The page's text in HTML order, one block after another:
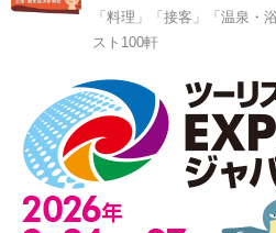
「料理」「接客」「温泉・
スト100軒